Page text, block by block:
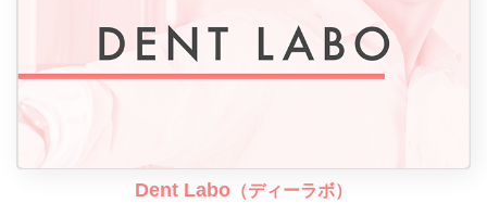
Dent Labo （ディーラボ）